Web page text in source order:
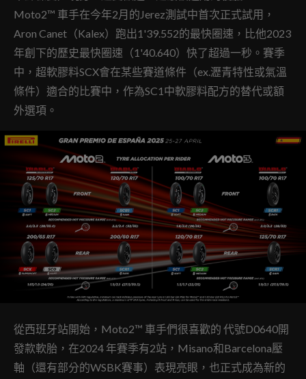
Moto2™ 車手在今年2月的Jerez測試中首次正式試用，
Aron Canet（Kalex）跑出1'39.552的最快圈速，比他2023
年創下的歷史最快圈速（1'40.640）快了超過一秒。賽季
中，超軟膠料SCX會在某些賽道條件（ex.瀝青特性或氣溫
條件）適合的比賽中，作為SC1中軟膠料配方的替代或額
外選項。
從西班牙站開始，Moto2™ 車手們很喜歡的 代號D0640開
發款軟胎，在2024 年賽季有2站，Misano和Barcelona壓
軸（還有部分的WSBK賽事）表現亮眼，也正式成為新的